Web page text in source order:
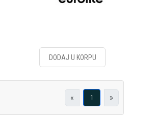
DODAJ U KORPU
« 1 »